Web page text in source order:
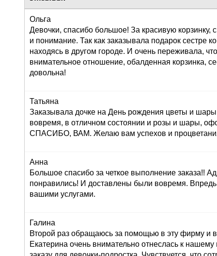
Ольга
Девочки, спасибо большое! За красивую корзинку,
и понимание. Так как заказывала подарок сестре
находясь в другом городе. И очень переживала,
внимательное отношение, обалденная корзинка,
довольна!
Татьяна
Заказывала дочке на День рождения цветы и
вовремя, в отличном состоянии и розы и шары,
СПАСИБО, ВАМ. Желаю вам успехов и
Анна
Большое спасибо за четкое выполнение заказа!!
понравились! И доставлены были вовремя. Впредь
вашими услугами.
Галина
Второй раз обращаюсь за помощью в эту фирму и
Екатерина очень внимательно отнеслась к